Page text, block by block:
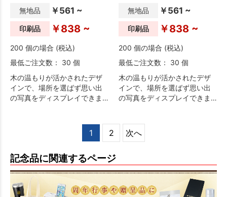
無地品 ￥561 ~
印刷品 ￥838 ~
200 個の場合 (税込)
最低ご注文数： 30 個
木の温もりが活かされたデザ
インで、場所を選ばず思い出
の写真をディスプレイできま
無地品 ￥561 ~
印刷品 ￥838 ~
200 個の場合 (税込)
最低ご注文数： 30 個
木の温もりが活かされたデザ
インで、場所を選ばず思い出
の写真をディスプレイできま
1 2 次へ
記念品に関連するページ